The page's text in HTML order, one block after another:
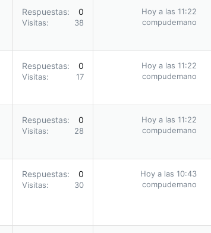
Respuestas 0
Visitas 38
Hoy a las 11:22
compudemano
Respuestas 0
Visitas 17
Hoy a las 11:22
compudemano
Respuestas 0
Visitas 28
Hoy a las 11:22
compudemano
Respuestas 0
Visitas 30
Hoy a las 10:43
compudemano